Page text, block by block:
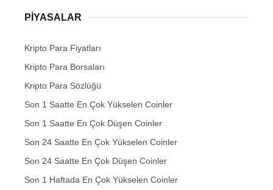
PIYASALAR
Kripto Para Fiyatları
Kripto Para Borsaları
Kripto Para Sözlüğü
Son 1 Saatte En Çok Yükselen Coinler
Son 1 Saatte En Çok Düşen Coinler
Son 24 Saatte En Çok Yükselen Coinler
Son 24 Saatte En Çok Düşen Coinler
Son 1 Haftada En Çok Yükselen Coinler